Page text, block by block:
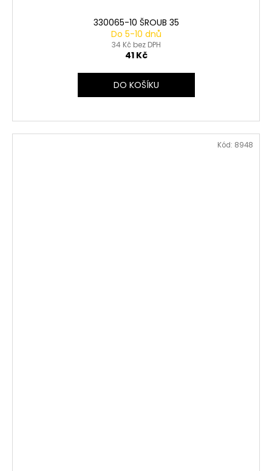
330065-10 ŠROUB 35
Do 5-10 dnů
34 Kč bez DPH
41 Kč
DO KOŠÍKU
Kód: 8948